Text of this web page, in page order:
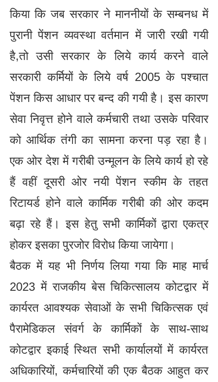
किया कि जब सरकार ने माननीयों के सम्बनध में
पुरानी पेंशन व्यवस्था वर्तमान में जारी रखी गयी
है,तो उसी सरकार के लिये कार्य करने वाले
सरकारी कर्मियों के लिये वर्ष 2005 के पश्चात
पेंशन किस आधार पर बन्द की गयी है। इस कारण
सेवा निवृत्त होने वाले कर्मचारी तथा उसके परिवार
को आर्थिक तंगी का सामना करना पड़ रहा है।
एक ओर देश में गरीबी उन्मूलन के लिये कार्य हो रहे
हैं वहीं दूसरी ओर नयी पेंशन स्कीम के तहत
रिटायर्ड होने वाले कार्मिक गरीबी की ओर कदम
बढ़ा रहे हैं। इस हेतु सभी कार्मिकों द्वारा एकत्र
होकर इसका पुरजोर विरोध किया जायेगा।
बैठक में यह भी निर्णय लिया गया कि माह मार्च
2023 में राजकीय बेस चिकित्सालय कोटद्वार में
कार्यरत आवश्यक सेवाओं के सभी चिकित्सक एवं
पैरामेडिकल संवर्ग के कार्मिकों के साथ-साथ
कोटद्वार इकाई स्थित सभी कार्यालयों में कार्यरत
अधिकारियों, कर्मचारियों की एक बैठक आहुत कर